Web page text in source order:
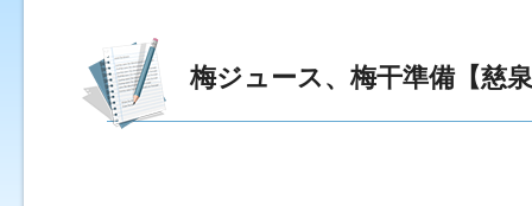
梅ジュース、梅干準備【慈